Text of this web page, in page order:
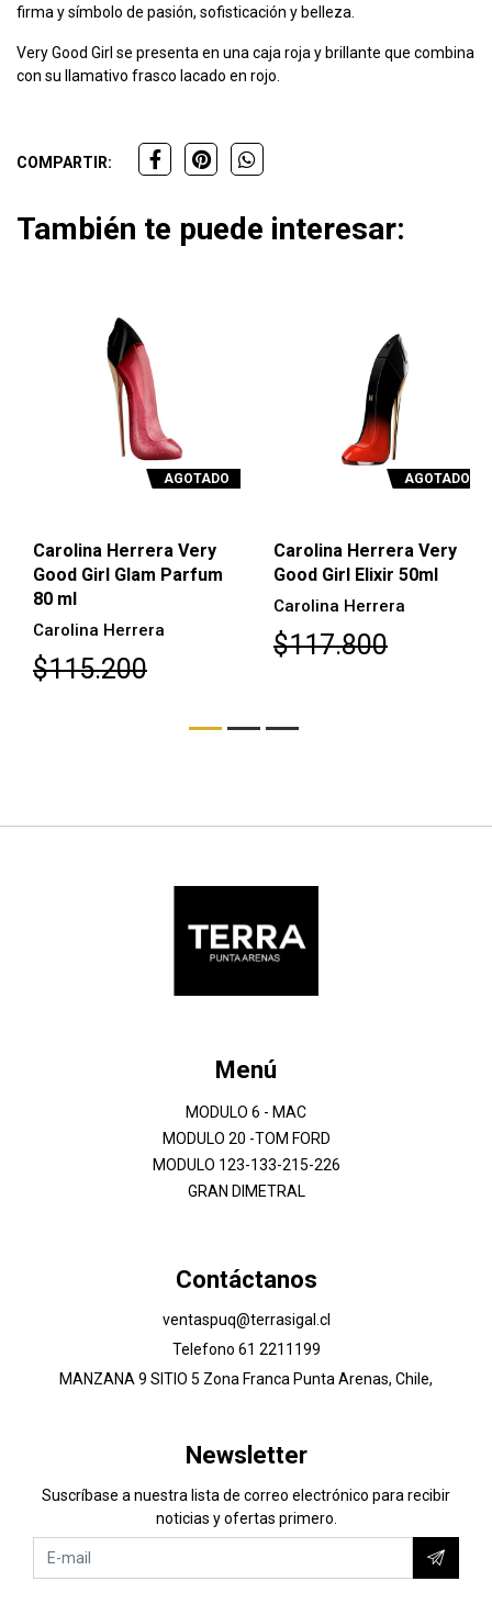
firma y símbolo de pasión, sofisticación y belleza.
Very Good Girl se presenta en una caja roja y brillante que combina
con su llamativo frasco lacado en rojo.
COMPARTIR:
También te puede interesar:
AGOTADO
Carolina Herrera Very
Good Girl Glam Parfum
80 ml
Carolina Herrera
$115.200
AGOTADO
Carolina Herrera Very
Good Girl Elixir 50ml
Carolina Herrera
$117.800
Menú
MODULO 6 - MAC
MODULO 20 -TOM FORD
MODULO 123-133-215-226
GRAN DIMETRAL
Contáctanos
ventaspuq@terrasigal.cl
Telefono 61 2211199
MANZANA 9 SITIO 5 Zona Franca Punta Arenas, Chile,
Newsletter
Suscríbase a nuestra lista de correo electrónico para recibir
noticias y ofertas primero.